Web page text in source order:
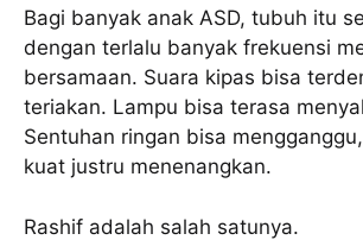
Bagi banyak anak ASD, tubuh itu
dengan terlalu banyak frekuensi
bersamaan. Suara kipas bisa
teriakan. Lampu bisa terasa
Sentuhan ringan bisa
kuat justru menenangkan.
Rashif adalah salah satunya.